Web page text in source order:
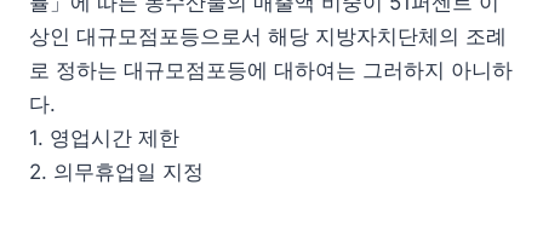
상인 대규모점포등으로서 해당 지방자치단체의 조례
로 정하는 대규모점포등에 대하여는 그러하지 아니하
다.
1. 영업시간 제한
2. 의무휴업일 지정